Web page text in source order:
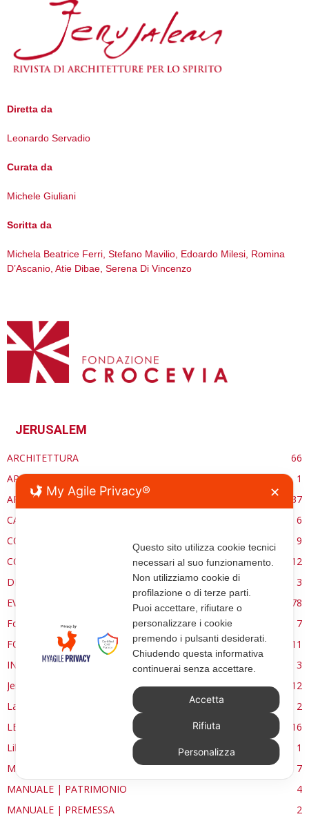
Diretta da
Leonardo Servadio
Curata da
Michele Giuliani
Scritta da
Michela Beatrice Ferri, Stefano Mavilio, Edoardo Milesi, Romina
D’Ascanio, Atie Dibae, Serena Di Vincenzo
JERUSALEM
ARCHITETTURA
66
ARCHITETTURASACRA.ORG
1
ARTE
37
CARE ECCLESSIA
6
CONSERVAZIONE
9
CONTROCANTO
12
DE RE AEDIFICATORIA
3
EVENTI
78
Forma, spazio e ordine
7
FORMAZIONE
11
INTERVIEW
3
Jerusalem
12
La Materia e l'Immagine
2
LETTURE
16
Libri
1
MANUALE | FUOCHI LITURGICI
7
MANUALE | PATRIMONIO
4
MANUALE | PREMESSA
2
My Agile Privacy® ✕
Questo sito utilizza cookie tecnici
necessari al suo funzionamento.
Non utilizziamo cookie di
profilazione o di terze parti.
Puoi accettare, rifiutare o
personalizzare i cookie
premendo i pulsanti desiderati.
Chiudendo questa informativa
continuerai senza accettare.
Accetta
Rifiuta
Personalizza